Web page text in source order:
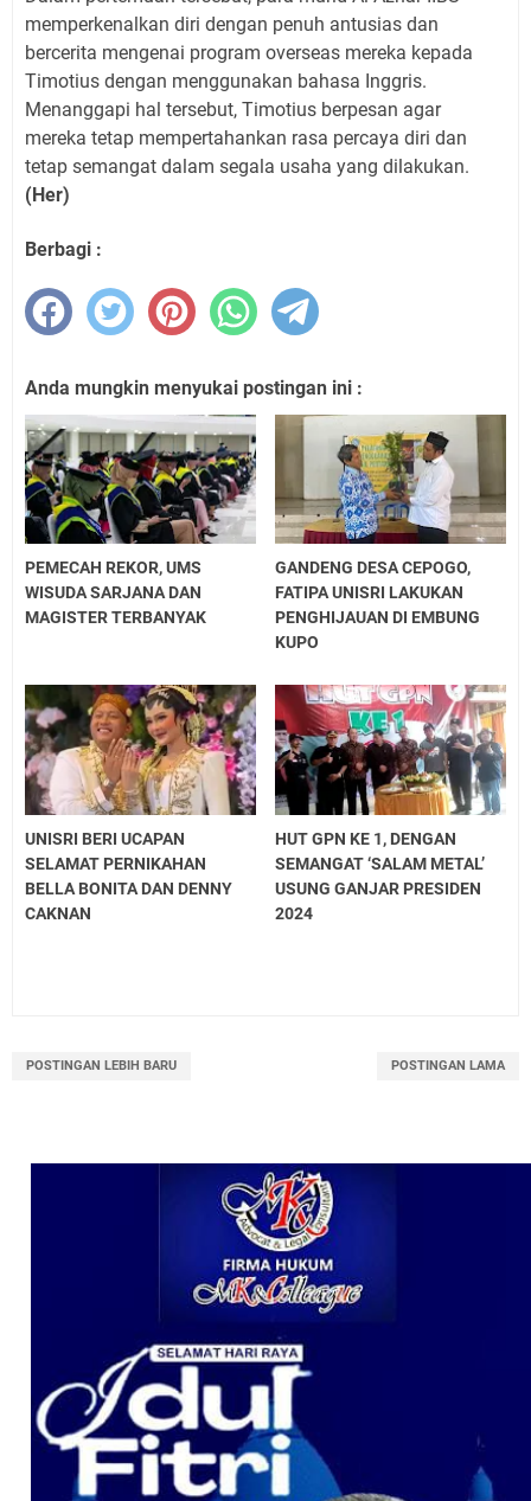
memperkenalkan diri dengan penuh antusias dan
bercerita mengenai program overseas mereka kepada
Timotius dengan menggunakan bahasa Inggris.
Menanggapi hal tersebut, Timotius berpesan agar
mereka tetap mempertahankan rasa percaya diri dan
tetap semangat dalam segala usaha yang dilakukan.
(Her)
Berbagi :
Anda mungkin menyukai postingan ini :
PEMECAH REKOR, UMS
WISUDA SARJANA DAN
MAGISTER TERBANYAK
GANDENG DESA CEPOGO,
FATIPA UNISRI LAKUKAN
PENGHIJAUAN DI EMBUNG
KUPO
UNISRI BERI UCAPAN
SELAMAT PERNIKAHAN
BELLA BONITA DAN DENNY
CAKNAN
HUT GPN KE 1, DENGAN
SEMANGAT ‘SALAM METAL’
USUNG GANJAR PRESIDEN
2024
POSTINGAN LEBIH BARU POSTINGAN LAMA